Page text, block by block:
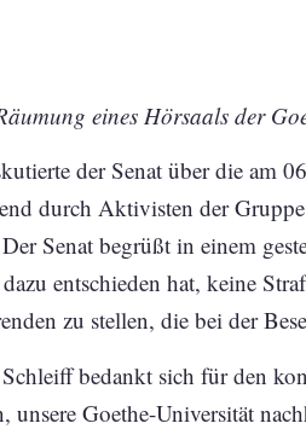
eines Hörsaals der
der Senat über die am
durch Aktivisten der
Senat begrüßt in einem
entschieden hat, keine
zu stellen, die bei der
bedankt sich für den
Goethe-Universität